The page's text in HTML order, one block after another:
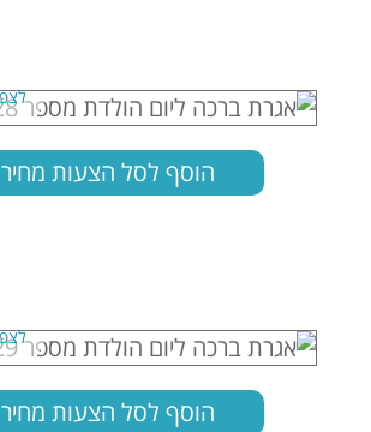
הוסף לסל הצעות מחיר
הוסף לסל הצעות מחיר